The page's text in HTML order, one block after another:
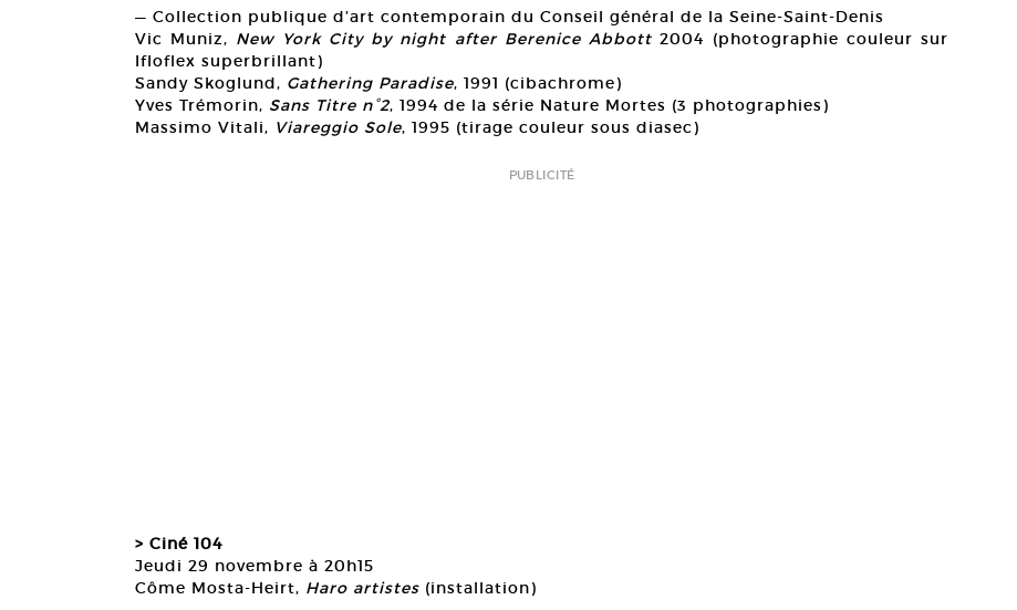
— Collection publique d’art contemporain du Conseil général de la Seine-Saint-Denis
Vic Muniz, New York City by night after Berenice Abbott 2004 (photographie couleur sur
Ifloflex superbrillant)
Sandy Skoglund, Gathering Paradise, 1991 (cibachrome)
Yves Trémorin, Sans Titre n°2, 1994 de la série Nature Mortes (3 photographies)
Massimo Vitali, Viareggio Sole, 1995 (tirage couleur sous diasec)
PUBLICITÉ
> Ciné 104
Jeudi 29 novembre à 20h15
Côme Mosta-Heirt, Haro artistes (installation)